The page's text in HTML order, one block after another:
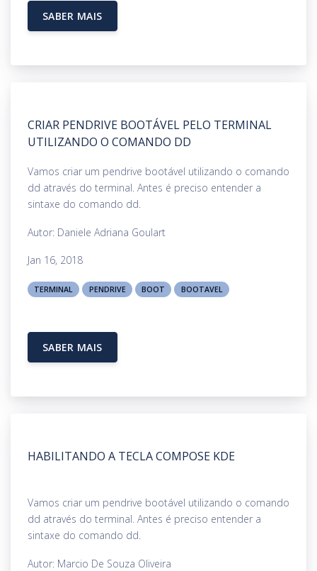
SABER MAIS
CRIAR PENDRIVE BOOTÁVEL PELO TERMINAL
UTILIZANDO O COMANDO DD
Vamos criar um pendrive bootável utilizando o comando
dd através do terminal. Antes é preciso entender a
sintaxe do comando dd.
Autor: Daniele Adriana Goulart
Jan 16, 2018
TERMINAL PENDRIVE BOOT BOOTAVEL
SABER MAIS
HABILITANDO A TECLA COMPOSE KDE
Vamos criar um pendrive bootável utilizando o comando
dd através do terminal. Antes é preciso entender a
sintaxe do comando dd.
Autor: Marcio De Souza Oliveira